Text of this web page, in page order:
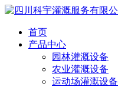
首页
产品中心
园林灌溉设备
农业灌溉设备
运动场灌溉设备